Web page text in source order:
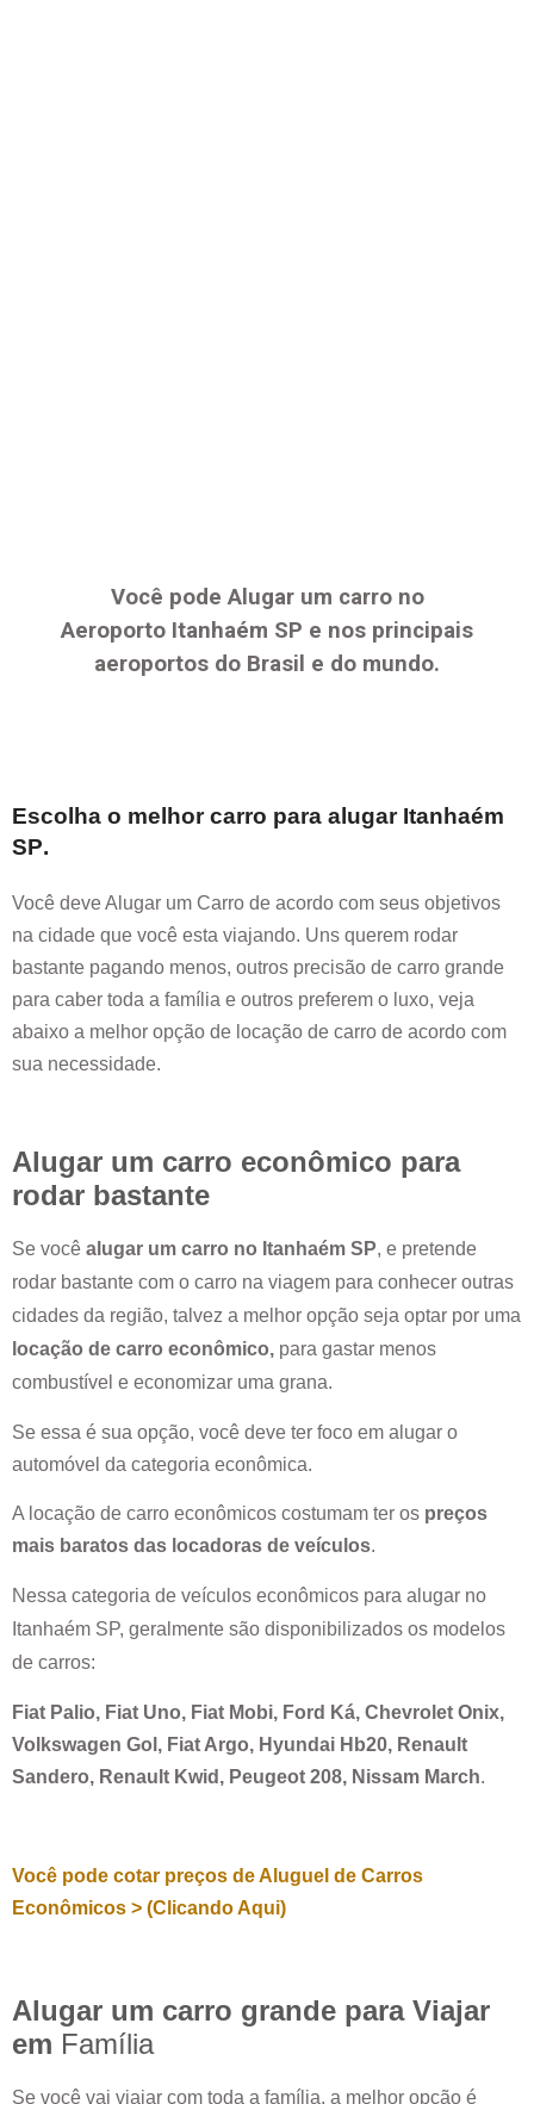
Você pode Alugar um carro no
Aeroporto Itanhaém SP e nos principais
aeroportos do Brasil e do mundo.
Escolha o melhor carro para alugar Itanhaém
SP.
Você deve Alugar um Carro de acordo com seus objetivos
na cidade que você esta viajando. Uns querem rodar
bastante pagando menos, outros precisão de carro grande
para caber toda a família e outros preferem o luxo, veja
abaixo a melhor opção de locação de carro de acordo com
sua necessidade.
Alugar um carro econômico para
rodar bastante
Se você alugar um carro no Itanhaém SP, e pretende
rodar bastante com o carro na viagem para conhecer outras
cidades da região, talvez a melhor opção seja optar por uma
locação de carro econômico, para gastar menos
combustível e economizar uma grana.
Se essa é sua opção, você deve ter foco em alugar o
automóvel da categoria econômica.
A locação de carro econômicos costumam ter os preços
mais baratos das locadoras de veículos.
Nessa categoria de veículos econômicos para alugar no
Itanhaém SP, geralmente são disponibilizados os modelos
de carros:
Fiat Palio, Fiat Uno, Fiat Mobi, Ford Ká, Chevrolet Onix,
Volkswagen Gol, Fiat Argo, Hyundai Hb20, Renault
Sandero, Renault Kwid, Peugeot 208, Nissam March.
Você pode cotar preços de Aluguel de Carros
Econômicos > (Clicando Aqui)
Alugar um carro grande para Viajar
em Família
Se você vai viajar com toda a família, a melhor opção é